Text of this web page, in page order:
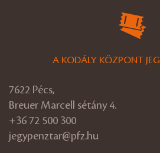
A KODÁLY KÖZPONT
7622 Pécs,
Breuer Marcell sétány 4.
+36 72 500 300
jegypenztar@pfz.hu